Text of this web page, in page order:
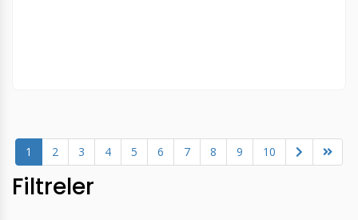
1 (current)
2 3 4 5 6 7 8 9 10
Filtreler